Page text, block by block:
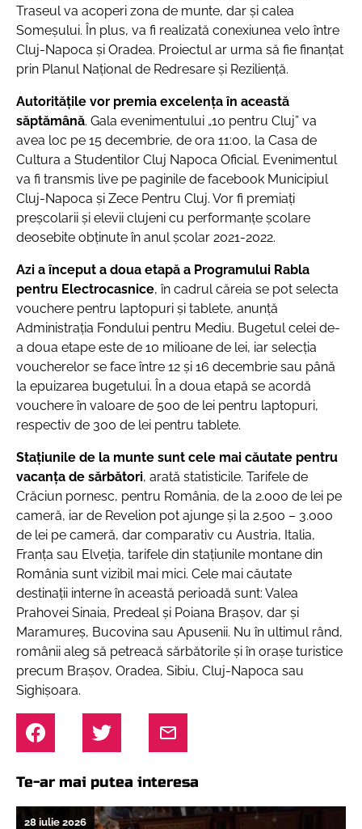
Traseul va acoperi zona de munte, dar și calea
Someșului. În plus, va fi realizată conexiunea velo între
Cluj-Napoca și Oradea. Proiectul ar urma să fie finanțat
prin Planul Național de Redresare și Reziliență.
Autoritățile vor premia excelența în această
săptămână. Gala evenimentului „10 pentru Cluj” va
avea loc pe 15 decembrie, de ora 11:00, la Casa de
Cultura a Studentilor Cluj Napoca Oficial. Evenimentul
va fi transmis live pe paginile de facebook Municipiul
Cluj-Napoca și Zece Pentru Cluj. Vor fi premiaţi
preşcolarii şi elevii clujeni cu performanţe şcolare
deosebite obţinute în anul şcolar 2021-2022.
Azi a început a doua etapă a Programului Rabla
pentru Electrocasnice, în cadrul căreia se pot selecta
vouchere pentru laptopuri şi tablete, anunță
Administraţia Fondului pentru Mediu. Bugetul celei de-
a doua etape este de 10 milioane de lei, iar selecţia
voucherelor se face între 12 și 16 decembrie sau până
la epuizarea bugetului. În a doua etapă se acordă
vouchere în valoare de 500 de lei pentru laptopuri,
respectiv de 300 de lei pentru tablete.
Stațiunile de la munte sunt cele mai căutate pentru
vacanța de sărbători, arată statisticile. Tarifele de
Crăciun pornesc, pentru România, de la 2.000 de lei pe
cameră, iar de Revelion pot ajunge şi la 2.500 – 3.000
de lei pe cameră, dar comparativ cu Austria, Italia,
Franţa sau Elveţia, tarifele din staţiunile montane din
România sunt vizibil mai mici. Cele mai căutate
destinaţii interne în această perioadă sunt: Valea
Prahovei Sinaia, Predeal şi Poiana Braşov, dar şi
Maramureş, Bucovina sau Apusenii. Nu în ultimul rând,
românii aleg să petreacă sărbătorile şi în oraşe turistice
precum Braşov, Oradea, Sibiu, Cluj-Napoca sau
Sighişoara.
Te-ar mai putea interesa
28 iulie 2026